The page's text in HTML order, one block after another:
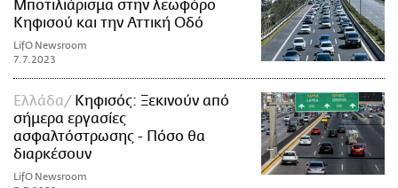
Μποτιλιάρισμα στην λεωφόρο
Κηφισού και την Αττική Οδό
LifO Newsroom
7.7.2023
Ελλάδα
Κηφισός: Ξεκινούν από
σήμερα εργασίες
ασφαλτόστρωσης - Πόσο θα
διαρκέσουν
LifO Newsroom